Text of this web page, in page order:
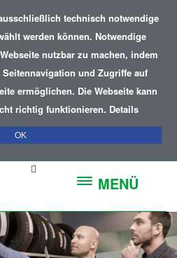
technisch notwendige
werden können. Notwendige
nutzbar zu machen, indem
und Zugriffe auf
ermöglichen. Die Webseite kann
richtig funktionieren. Details
OK
MENÜ